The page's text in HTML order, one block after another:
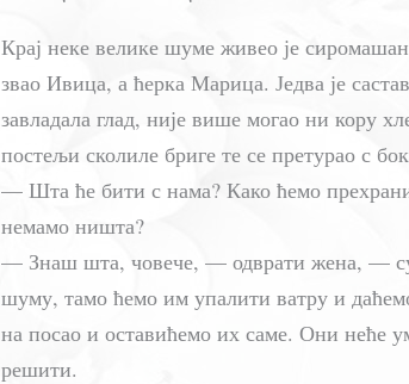
Крај неке велике шуме живео је
звао Ивица, а ћерка Марица. Једва је
завладала глад, није више могао ни кору
постељи сколиле бриге те се претурао с
— Шта ће бити с нама? Како ћемо
немамо ништа?
— Знаш шта, човече, — одврати жена, —
шуму, тамо ћемо им упалити ватру и
на посао и оставићемо их саме. Они неће
решити.